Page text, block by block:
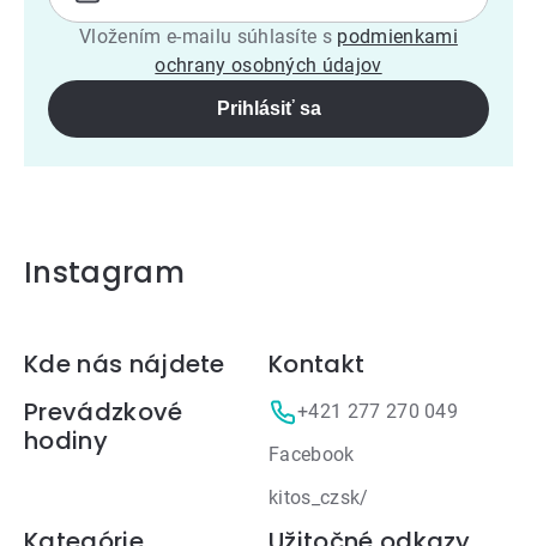
Vložením e-mailu súhlasíte s podmienkami
ochrany osobných údajov
Prihlásiť sa
Instagram
Zápätie
Kde nás nájdete
Prevádzkové
hodiny
Kontakt
+421 277 270 049
Facebook
kitos_czsk/